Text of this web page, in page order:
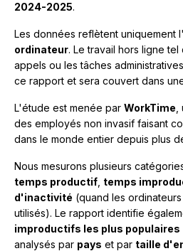
2024-2025.
Les données reflètent uniquement l'
ordinateur. Le travail hors ligne
appels ou les tâches administratives
ce rapport et sera couvert dans
L'étude est menée par WorkTime
des employés non invasif faisant
dans le monde entier depuis plus
Nous mesurons plusieurs
temps productif temps
d'inactivité (quand les
utilisés). Le rapport identifie
improductifs les plus populaires
analysés par pays et par taille